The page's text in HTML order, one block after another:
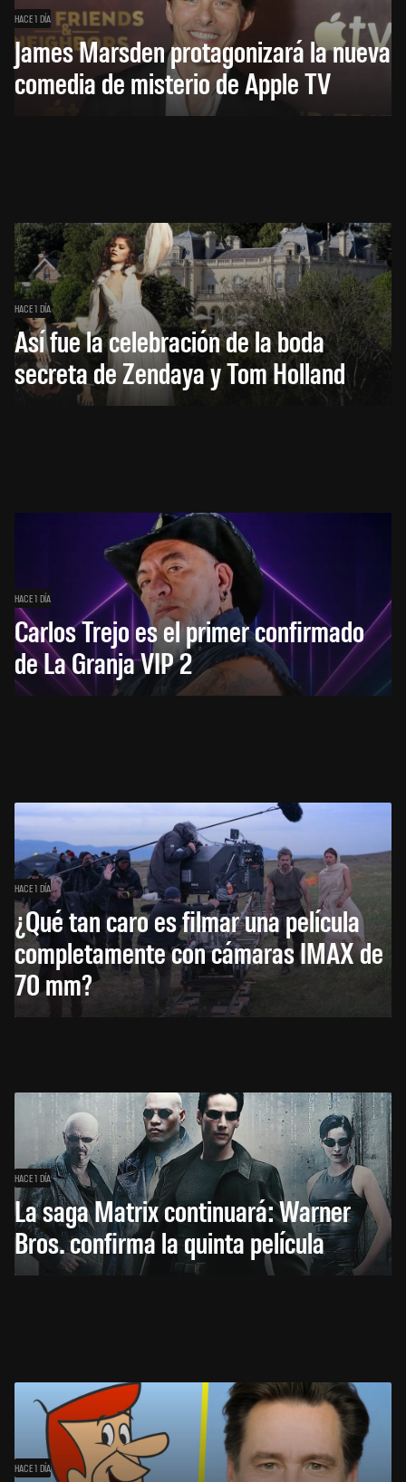
HACE 1 DÍA
James Marsden protagonizará la nueva
comedia de misterio de Apple TV
HACE 1 DÍA
Así fue la celebración de la boda
secreta de Zendaya y Tom Holland
HACE 1 DÍA
Carlos Trejo es el primer confirmado
de La Granja VIP 2
HACE 1 DÍA
¿Qué tan caro es filmar una película
completamente con cámaras IMAX de
70 mm?
HACE 1 DÍA
La saga Matrix continuará: Warner
Bros. confirma la quinta película
HACE 1 DÍA